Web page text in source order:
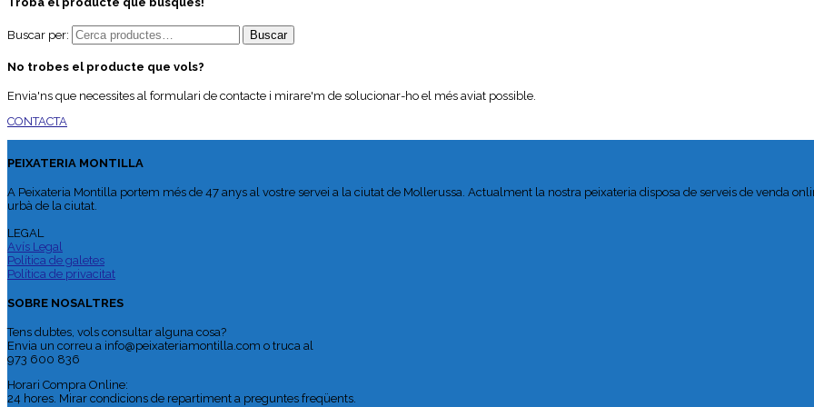
Buscar per:
No trobes el producte que vols?
Envia'ns que necessites al formulari de contacte i mirare'm de solucionar-ho el més aviat possible.
CONTACTA
PEIXATERIA MONTILLA
A Peixateria Montilla portem més de 47 anys al vostre servei a la ciutat de Mollerussa. Actualment la nostra peixateria disposa de serveis de venda
urbà de la ciutat.
LEGAL
Avís Legal
Política de galetes
Política de privacitat
SOBRE NOSALTRES
Tens dubtes, vols consultar alguna cosa?
Envia un correu a info@peixateriamontilla.com o truca al
973 600 836
Horari Compra Online:
24 hores. Mirar condicions de repartiment a preguntes freqüents.